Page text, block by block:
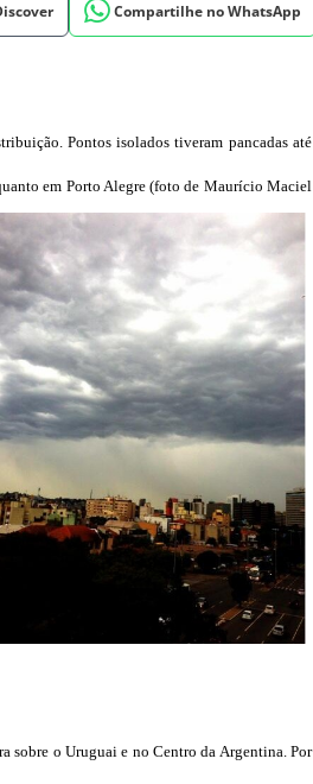
Compartilhe no WhatsApp
Pontos isolados tiveram pancadas até
em Porto Alegre (foto de Maurício Maciel
sobre o Uruguai e no Centro da Argentina. Por